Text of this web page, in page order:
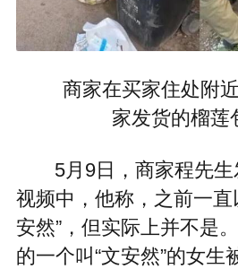
商家在买家住处附
家发货的榴莲
5月9日，商家程先生
视频中，他称，之前一直
安然”，但实际上并不是
的一个叫“文安然”的女生